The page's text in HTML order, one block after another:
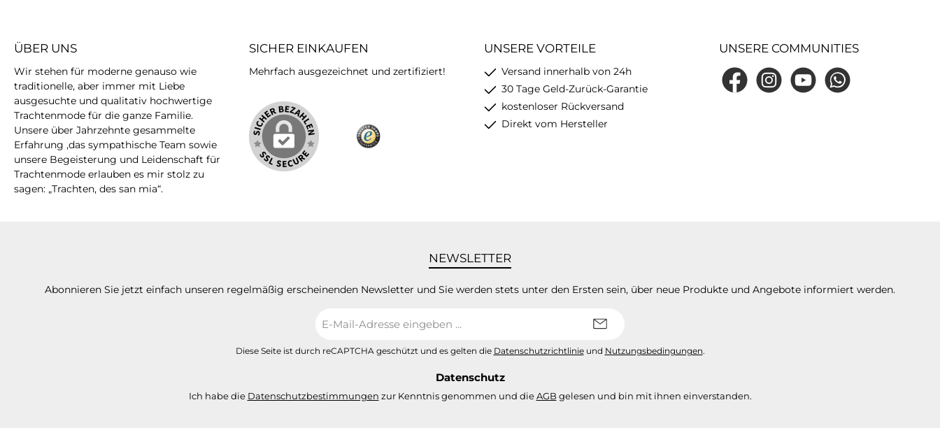
ÜBER UNS
Wir stehen für moderne genauso wie
traditionelle, aber immer mit Liebe
ausgesuchte und qualitativ hochwertige
Trachtenmode für die ganze Familie.
Unsere über Jahrzehnte gesammelte
Erfahrung ,das sympathische Team sowie
unsere Begeisterung und Leidenschaft für
Trachtenmode erlauben es mir stolz zu
sagen: „Trachten, des san mia“.
SICHER EINKAUFEN
Mehrfach ausgezeichnet und zertifiziert!
UNSERE VORTEILE
Versand innerhalb von 24h
30 Tage Geld-Zurück-Garantie
kostenloser Rückversand
Direkt vom Hersteller
UNSERE COMMUNITIES
FacebookInstagramYouTubeWhatsApp
NEWSLETTER
Abonnieren Sie jetzt einfach unseren regelmäßig erscheinenden Newsletter und Sie werden stets unter den Ersten sein, über neue Produkte und Angebote informiert werden.
Mail-
Adresse
Diese Seite ist durch reCAPTCHA geschützt und es gelten die Datenschutzrichtlinieund Nutzungsbedingungen.
Datenschutz
Ich habe die Datenschutzbestimmungen zur Kenntnis genommen und dieAGB gelesen und bin mit ihnen einverstanden.